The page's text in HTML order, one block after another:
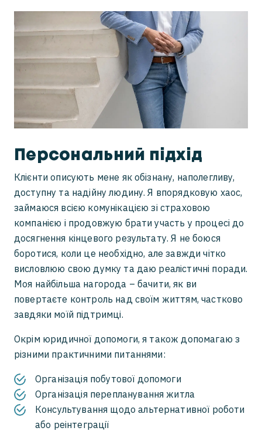
Персональний підхід
Клієнти описують мене як обізнану, наполегливу,
доступну та надійну людину. Я впорядковую хаос,
займаюся всією комунікацією зі страховою
компанією і продовжую брати участь у процесі до
досягнення кінцевого результату. Я не боюся
боротися, коли це необхідно, але завжди чітко
висловлюю свою думку та даю реалістичні поради.
Моя найбільша нагорода – бачити, як ви
повертаєте контроль над своїм життям, частково
завдяки моїй підтримці.
Окрім юридичної допомоги, я також допомагаю з
різними практичними питаннями:
Організація побутової допомоги
Організація перепланування житла
Консультування щодо альтернативної роботи
або реінтеграції